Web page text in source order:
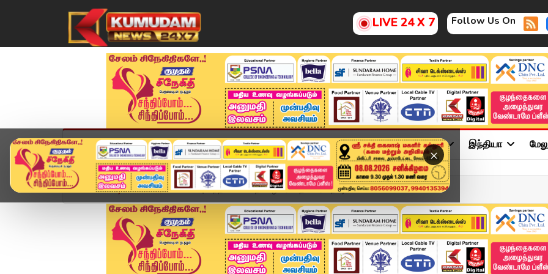
LIVE 24 X 7 Follow Us On
×
முகப்பு விளையாட்டு அண்மை தமிழ்நாடு சினிமா அரசியல் விளையாட்டு இந்தியா
Home வீடியோ ஸ்டோரி வலிப்பு வந்த சட்டமன்ற ஊழியர்.. உதவிகரம் நீட்டிய...